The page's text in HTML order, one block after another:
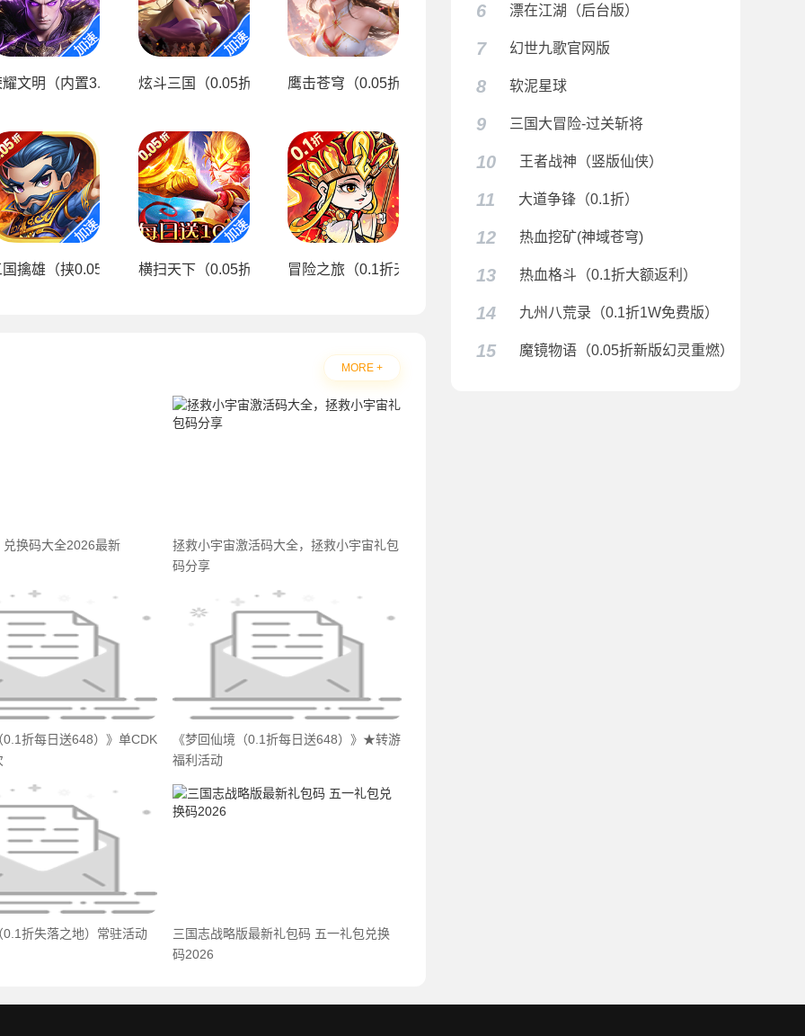
买断）
耀文明（内置3.5折送千抽）炫斗三国（0.05折三国送代金）鹰击苍穹（0.05折打金免费版）
版）
国擒雄（挟0.05折以令诸侯）横扫天下（0.05折大圣不取经）冒险之旅（0.1折天天送1W代币）
MORE +
兑换码大全2026最新
拯救小宇宙激活码大全，拯救小宇宙礼包
码分享
折每日送648）》单CDK
《梦回仙境（0.1折每日送648）》★转游
福利活动
折失落之地）常驻活动
三国志战略版最新礼包码 五一礼包兑换
码2026
6 漂在江湖（后台版）
7 幻世九歌官网版
8 软泥星球
9 三国大冒险-过关斩将
10 王者战神（竖版仙侠）
11 大道争锋（0.1折）
12 热血挖矿(神域苍穹)
13 热血格斗（0.1折大额返利）
14 九州八荒录（0.1折1W免费版）
15 魔镜物语（0.05折新版幻灵重燃）